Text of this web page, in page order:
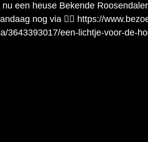
een heuse Bekende
nog via 👉🏼 https://
3643393017/een-lichtje-voor-de-